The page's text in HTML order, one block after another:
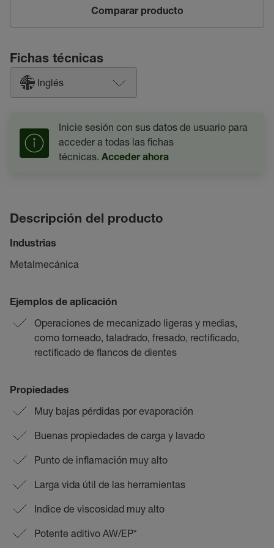
Comparar producto
Fichas técnicas
Inglés
Inicie sesión con sus datos de usuario para
acceder a todas las fichas
técnicas. Acceder ahora
Descripción del producto
Industrias
Metalmecánica
Ejemplos de aplicación
Operaciones de mecanizado ligeras y medias,
como torneado, taladrado, fresado, rectificado,
rectificado de flancos de dientes
Propiedades
Muy bajas pérdidas por evaporación
Buenas propiedades de carga y lavado
Punto de inflamación muy alto
Larga vida útil de las herramientas
Indice de viscosidad muy alto
Potente aditivo AW/EP*